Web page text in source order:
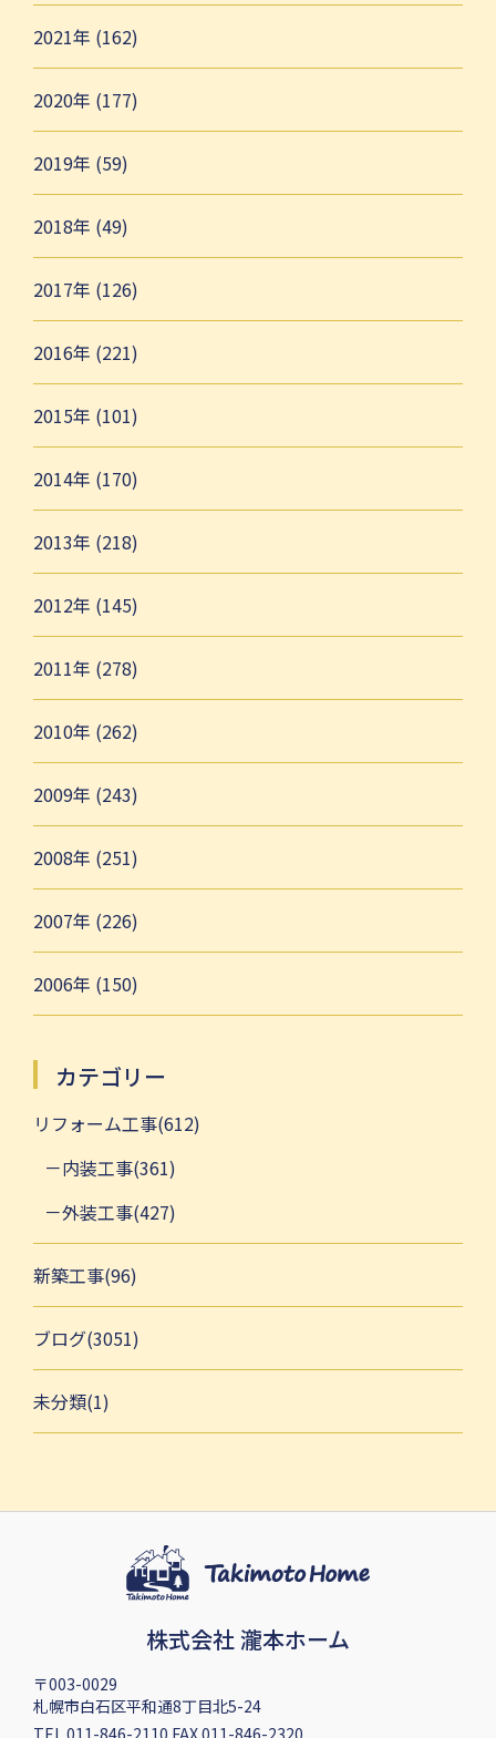
2021年 (162)
2020年 (177)
2019年 (59)
2018年 (49)
2017年 (126)
2016年 (221)
2015年 (101)
2014年 (170)
2013年 (218)
2012年 (145)
2011年 (278)
2010年 (262)
2009年 (243)
2008年 (251)
2007年 (226)
2006年 (150)
カテゴリー
リフォーム工事(612)
内装工事(361)
外装工事(427)
新築工事(96)
ブログ(3051)
未分類(1)
株式会社 瀧本ホーム
〒003-0029
札幌市白石区平和通8丁目北5-24